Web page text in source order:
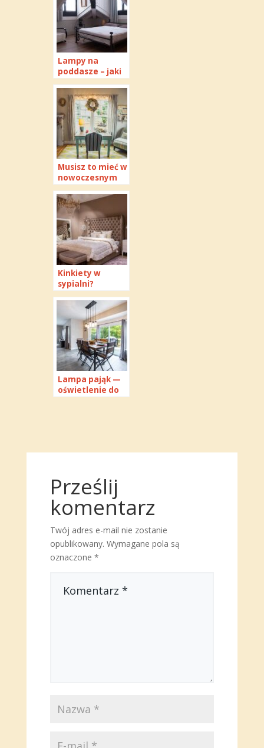
Lampy na
poddasze – jaki
styl oświetlenia
sprawdzi się
najlepiej?
Musisz to mieć w
nowoczesnym
wnętrzu —
wybierz
najlepsze
oświetlenie
punktowe
Kinkiety w
sypialni?
Sprawdź, do
jakich stylów
wpasuje się
najlepiej
Lampa pająk —
oświetlenie do
salonu, które
Prześlij
komentarz
Twój adres e-mail nie zostanie
opublikowany. Wymagane pola są
oznaczone *